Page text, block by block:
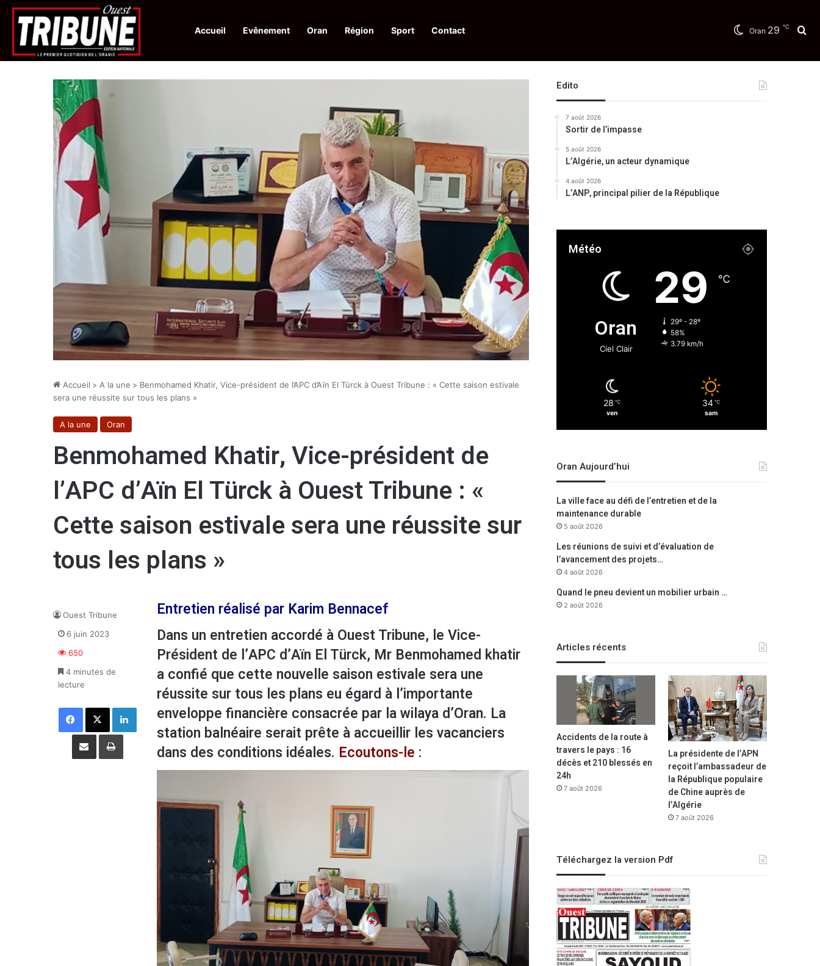
Accueil Evênement Oran Région Sport Contact Oran 29 ℃
Infos en Direct: Lutte contre les drogues : octroi de récompenses financières aux dénonciateurs de trafiquants
Accueil > A la une > Benmohamed Khatir, Vice-président de l’APC d’Aïn El Türck à Ouest Tribune : « Cette saison estivale
sera une réussite sur tous les plans »
A la une Oran
Benmohamed Khatir, Vice-président de
l’APC d’Aïn El Türck à Ouest Tribune : «
Cette saison estivale sera une réussite sur
tous les plans »
Entretien réalisé par Karim Bennacef
Dans un entretien accordé à Ouest Tribune, le Vice-
Président de l’APC d’Aïn El Türck, Mr Benmohamed khatir
a confié que cette nouvelle saison estivale sera une
réussite sur tous les plans eu égard à l’importante
enveloppe financière consacrée par la wilaya d’Oran. La
station balnéaire serait prête à accueillir les vacanciers
dans des conditions idéales. Ecoutons-le :
Ouest Tribune
6 juin 2023
650
4 minutes de
lecture
Facebook X Linkedin
Partager par email Imprimer
Edito
7 août 2026
Sortir de l’impasse
5 août 2026
L’Algérie, un acteur dynamique
4 août 2026
L’ANP, principal pilier de la République
Météo
Oran
Ciel Clair
29 ℃
29º - 28º
58%
3.79 km/h
28 ℃
ven
34 ℃
sam
Oran Aujourd’hui
La ville face au défi de l’entretien et de la
maintenance durable
5 août 2026
Les réunions de suivi et d’évaluation de
l’avancement des projets…
4 août 2026
Quand le pneu devient un mobilier urbain …
2 août 2026
Articles récents
Accidents de la route à
travers le pays : 16
décès et 210 blessés en
24h
7 août 2026
La présidente de l’APN
reçoit l’ambassadeur de
la République populaire
de Chine auprès de
l’Algérie
7 août 2026
Téléchargez la version Pdf